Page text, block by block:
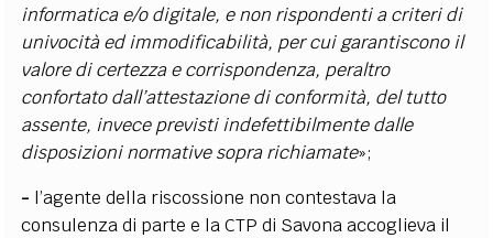
informatica e/o digitale, e non rispondenti a criteri di
univocità ed immodificabilità, per cui garantiscono il
valore di certezza e corrispondenza, peraltro
confortato dall’attestazione di conformità, del tutto
assente, invece previsti indefettibilmente dalle
disposizioni normative sopra richiamate»;
- l’agente della riscossione non contestava la
consulenza di parte e la CTP di Savona accoglieva il